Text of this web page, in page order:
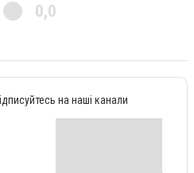
0,0
на наші канали